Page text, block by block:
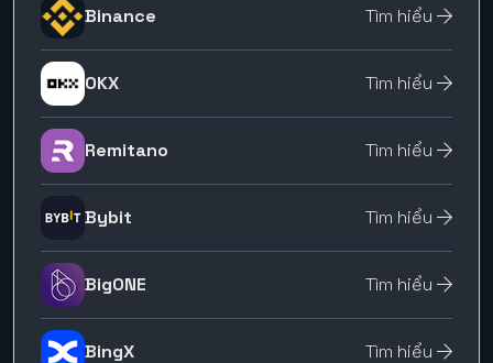
Binance Tìm hiểu
OKX Tìm hiểu
Remitano Tìm hiểu
Bybit Tìm hiểu
BigONE Tìm hiểu
BingX Tìm hiểu